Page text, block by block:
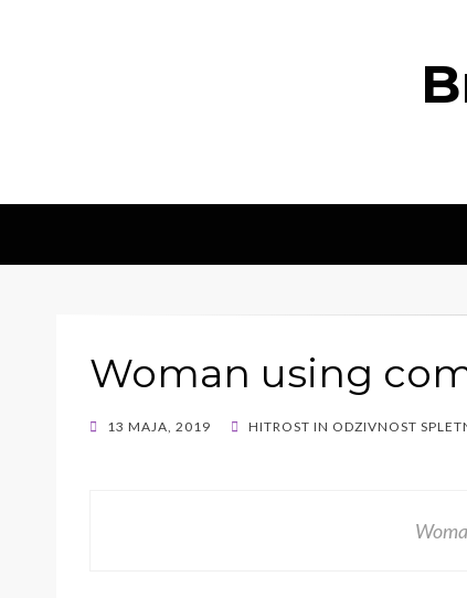
Woman using
POSTED
13 MAJA, 2019 HITROST IN ODZIVNOST